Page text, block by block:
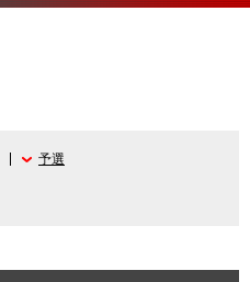
予選